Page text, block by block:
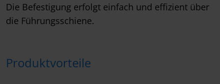
Die Befestigung erfolgt einfach und effizient über
die Führungsschiene.
Produktvorteile